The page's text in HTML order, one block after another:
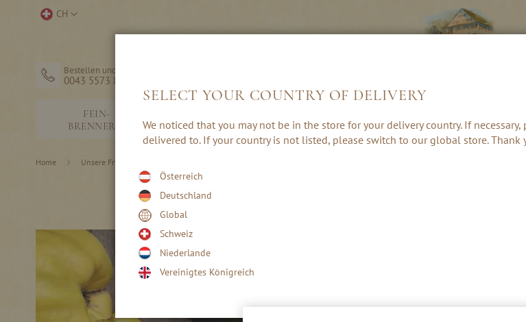
Direkt
Store CH
Bestellen und Hilfe
0043 5573 82203
FEIN-
BRENNEREI
EDELBRÄNDE
CREAMS
& PUNSCH
Home Unsere Fruchtsorten
SELECT YOUR COUNTRY OF DELIVERY
We noticed that you may not be in the store for your delivery country. If
delivered to. If your country is not listed, please switch to our global store. Thank
Österreich
Deutschland
Global
Schweiz
Niederlande
Vereinigtes Königreich